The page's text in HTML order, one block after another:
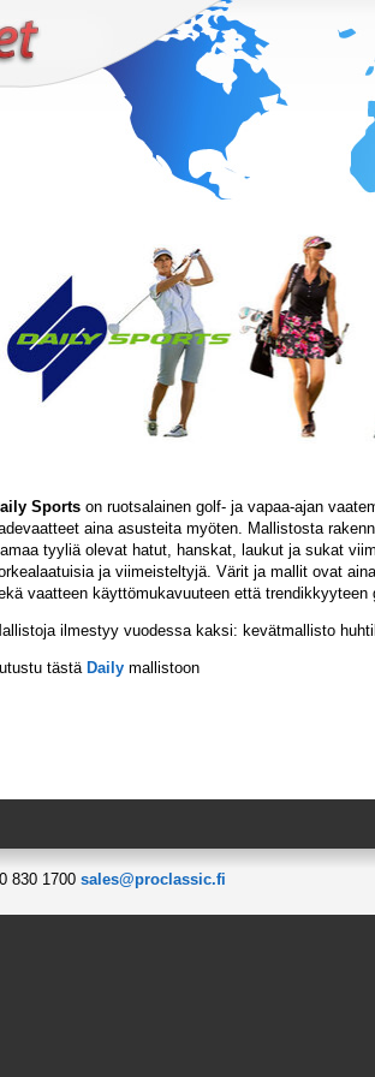
Sports on ruotsalainen golf- ja vapaa-ajan
aina asusteita myöten. Mallistosta
tyyliä olevat hatut, hanskat, laukut ja sukat
ja viimeisteltyjä. Värit ja mallit ovat
vaatteen käyttömukavuuteen että
ilmestyy vuodessa kaksi: kevätmallisto
tästä Daily mallistoon
830 1700 sales@proclassic.fi